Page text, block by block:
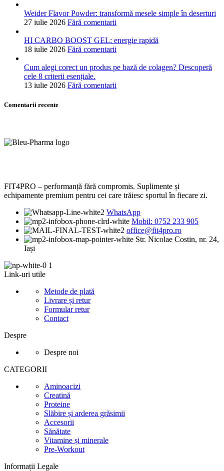
Weider Flavor Powder: transformă mesele simple în deserturi
27 iulie 2026 Fără comentarii
HI CARBO BOOST GEL: energie rapidă
18 iulie 2026 Fără comentarii
Cum alegi corect un produs pe bază de colagen? Descoperă
cele 8 criterii esențiale.
13 iulie 2026 Fără comentarii
Comentarii recente
FIT4PRO – performanță fără compromis. Suplimente și
echipamente premium pentru cei care trăiesc sportul în fiecare zi.
WhatsApp
Mobil: 0752 233 905
office@fit4pro.ro
Str. Nicolae Costin, nr. 24,
Iași
Link-uri utile
Metode de plată
Livrare și retur
Formular retur
Contact
Despre
Despre noi
CATEGORII
Aminoacizi
Creatină
Proteine
Slăbire și arderea grăsimii
Accesorii
Sănătate
Vitamine și minerale
Pre-Workout
Informații Legale